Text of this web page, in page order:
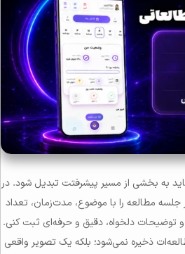
به بخشی از مسیر پیشرفتت تبدیل شود. در
جلسه مطالعه را با موضوع، مدت‌زمان، تعداد
دلخواه، دقیق و حرفه‌ای ثبت کنی.
ذخیره نمی‌شود؛ بلکه یک تصویر واقعی